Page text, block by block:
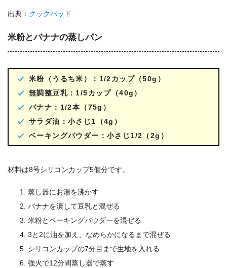
出典： クックパッド
米粉とバナナの蒸しパン
米粉（うるち米）：1/2カップ（50g）
無調整豆乳：1/5カップ（40g）
バナナ：1/2本（75g）
サラダ油：小さじ1（4g）
ベーキングパウダー：小さじ1/2（2g）
材料は8号シリコンカップ5個分です。
蒸し器にお湯を沸かす
バナナを潰して豆乳と混ぜる
米粉とベーキングパウダーを混ぜる
3と2に油を加え、なめらかになるまで混ぜる
シリコンカップの7分目まで生地を入れる
強火で12分間蒸し器で蒸す